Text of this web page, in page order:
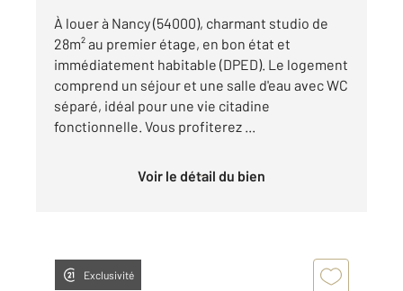
À louer à Nancy (54000), charmant studio de
28m² au premier étage, en bon état et
immédiatement habitable (DPED). Le logement
comprend un séjour et une salle d'eau avec WC
séparé, idéal pour une vie citadine
fonctionnelle. Vous profiterez ...
Voir le détail du bien
Exclusivité